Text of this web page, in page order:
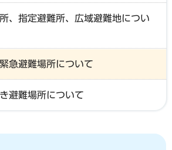
、指定避難所、広域避難地につい
急避難場所について
避難場所について